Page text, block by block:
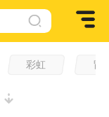
彩虹 冒